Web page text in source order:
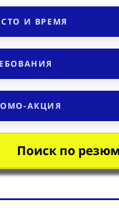
И ВРЕМЯ
АКЦИЯ
Поиск по